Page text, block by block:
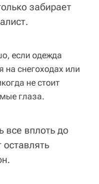
забирает
если одежда
на снегоходах или
не стоит
глаза.
все вплоть до
оставлять